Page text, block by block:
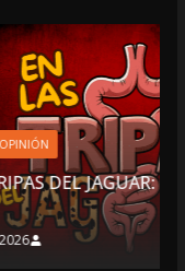
DE AGOSTO DE